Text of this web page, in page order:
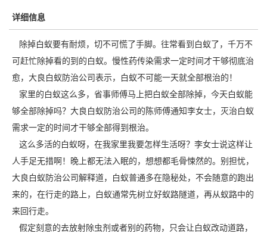
详细信息
除掉白蚁要有耐烦，切不可慌了手脚。往常看到白蚁了，千万不
可赶忙除掉看的到的白蚁。 慢性药传染需求一定时间才干够彻底治
愈，大良白蚁防治公司表示，白蚁不可能一天就全部根治的！
家里的白蚁这么多，省事师傅马上把白蚁全部除掉，今天白蚁能
够全部除掉吗？大良白蚁防治公司的陈师傅通知李女士，灭治白蚁
需求一定的时间才干够全部得到根治。
这么多活的白蚁呀，在我家里我要怎样生活呀？李女士说这样让
人手足无措啊！晚上都无法入眠的，想想都毛骨悚然的。别担忧，
大良白蚁防治公司解释道，白蚁普通多在隐秘处，不会随意的跑出
来的，在行走的路上，白蚁通常先树立好蚁路隧道，再从蚁路中的
来回行走。
假定刻意的去放射除虫剂 或者别的药物，只会让白蚁改动道路，